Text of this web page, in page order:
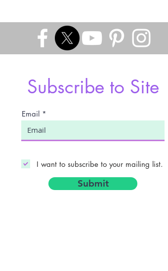
Subscribe to Site
Email
I want to subscribe to your mailing list.
Submit